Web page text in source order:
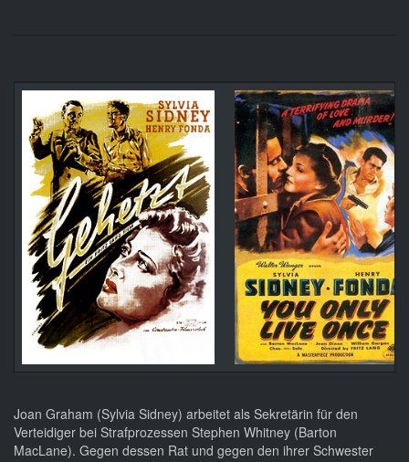
Joan Graham (Sylvia Sidney) arbeitet als Sekretärin für den
Verteidiger bei Strafprozessen Stephen Whitney (Barton
MacLane). Gegen dessen Rat und gegen den ihrer Schwester